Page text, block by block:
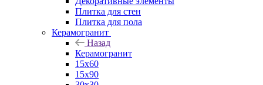
Плитка для стен
Плитка для пола
Керамогранит
Назад
Керамогранит
15х60
15x90